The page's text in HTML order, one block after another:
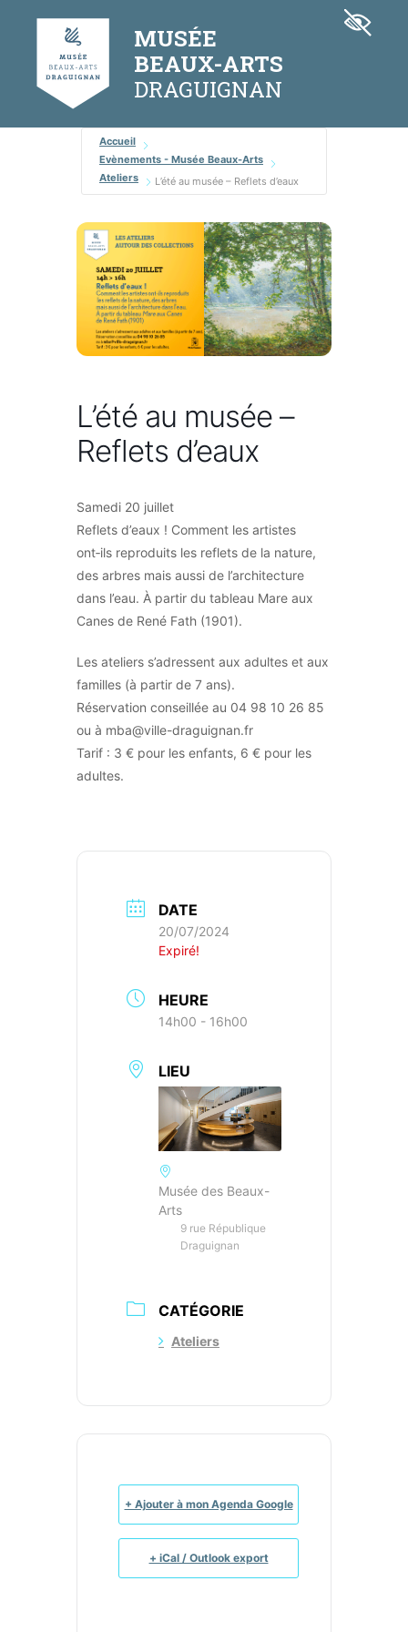
MUSÉE
BEAUX-ARTS
Accueil
Evènements - Musée Beaux-Arts
Ateliers
L’été au musée – Reflets d’eaux
L’été au musée –
Reflets d’eaux
Samedi 20 juillet
Reflets d’eaux ! Comment les artistes
ont‑ils reproduits les reflets de la nature,
des arbres mais aussi de l’architecture
dans l’eau. À partir du tableau Mare aux
Canes de René Fath (1901).
Les ateliers s’adressent aux adultes et aux
familles (à partir de 7 ans).
Réservation conseillée au 04 98 10 26 85
ou à mba@ville-draguignan.fr
Tarif : 3 € pour les enfants, 6 € pour les
adultes.
DATE
20/07/2024
Expiré!
HEURE
14h00 - 16h00
LIEU
Musée des Beaux-
Arts
9 rue République
Draguignan
CATÉGORIE
Ateliers
+ Ajouter à mon Agenda Google
+ iCal / Outlook export